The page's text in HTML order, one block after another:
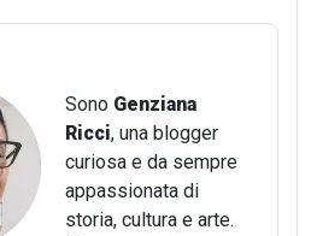
Sono Genziana
Ricci, una blogger
curiosa e da sempre
appassionata di
storia, cultura e arte.